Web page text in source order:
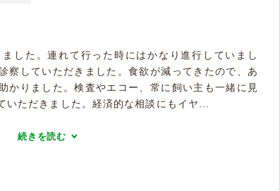
した。連れて行った時にはかなり進行していまし
察していただきました。食欲が減ってきたので、あ
かりました。検査やエコー、常に飼い主も一緒に見
ただきました。経済的な相談にもイヤ...
続きを読む